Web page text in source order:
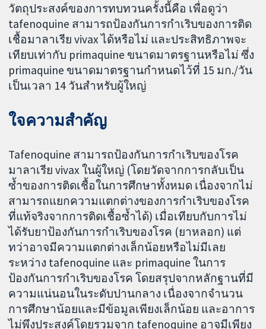
วัตถุประสงค์ของการทบทวนครั้งนี้คือ เพื่อดูว่า
tafenoquine สามารถป้องกันการกำเริบของการติด
เชื้อมาลาเรีย vivax ได้หรือไม่ และประสิทธิภาพจะ
เทียบเท่ากับ primaquine ขนาดมาตรฐานหรือไม่ ซึ่ง
primaquine ขนาดมาตรฐานกำหนดไว้ที่ 15 มก./วัน
เป็นเวลา 14 วันสำหรับผู้ใหญ่
ใจความสำคัญ
Tafenoquine สามารถป้องกันการกำเริบของโรค
มาลาเรีย vivax ในผู้ใหญ่ (โดยวัดจากการกลับเป็น
ซ้ำของการติดเชื้อในการศึกษาทั้งหมด เนื่องจากไม่
สามารถแยกความแตกต่างของการกำเริบของโรค
ที่แท้จริงจากการติดเชื้อซ้ำได้) เมื่อเทียบกับการไม่
ได้รับยาป้องกันการกำเริบของโรค (ยาหลอก) แต่
ทว่าอาจมีความแตกต่างเล็กน้อยหรือไม่มีเลย
ระหว่าง tafenoquine และ primaquine ในการ
ป้องกันการกำเริบของโรค โดยสรุปจากหลักฐานที่มี
ความแน่นอนในระดับปานกลาง เนื่องจากจำนวน
การศึกษาน้อยและมีข้อมูลเพียงเล็กน้อย และอาการ
ไม่พึงประสงค์โดยรวมจาก tafenoquine อาจมีเพียง